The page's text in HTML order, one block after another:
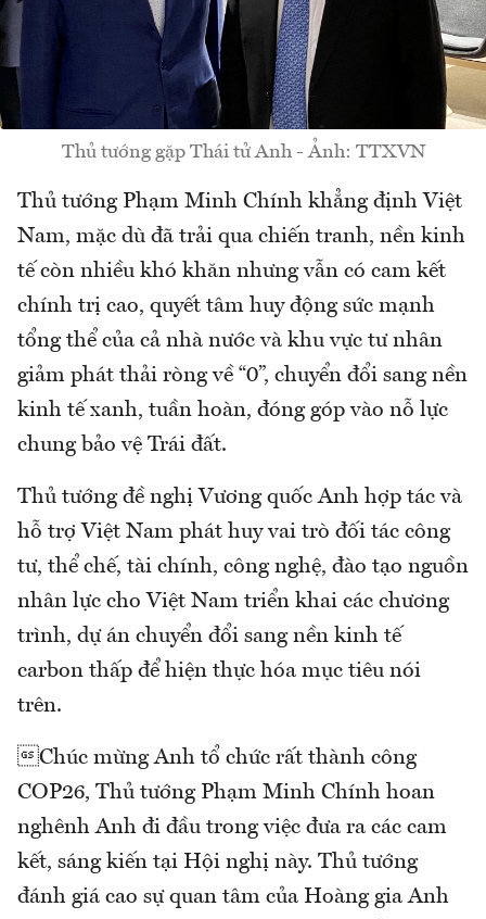
Thủ tướng gặp Thái tử Anh - Ảnh: TTXVN
Thủ tướng Phạm Minh Chính khẳng định Việt
Nam, mặc dù đã trải qua chiến tranh, nền kinh
tế còn nhiều khó khăn nhưng vẫn có cam kết
chính trị cao, quyết tâm huy động sức mạnh
tổng thể của cả nhà nước và khu vực tư nhân
giảm phát thải ròng về “0”, chuyển đổi sang nền
kinh tế xanh, tuần hoàn, đóng góp vào nỗ lực
chung bảo vệ Trái đất.
Thủ tướng đề nghị Vương quốc Anh hợp tác và
hỗ trợ Việt Nam phát huy vai trò đối tác công
tư, thể chế, tài chính, công nghệ, đào tạo nguồn
nhân lực cho Việt Nam triển khai các chương
trình, dự án chuyển đổi sang nền kinh tế
carbon thấp để hiện thực hóa mục tiêu nói
trên.
Chúc mừng Anh tổ chức rất thành công
COP26, Thủ tướng Phạm Minh Chính hoan
nghênh Anh đi đầu trong việc đưa ra các cam
kết, sáng kiến tại Hội nghị này. Thủ tướng
đánh giá cao sự quan tâm của Hoàng gia Anh